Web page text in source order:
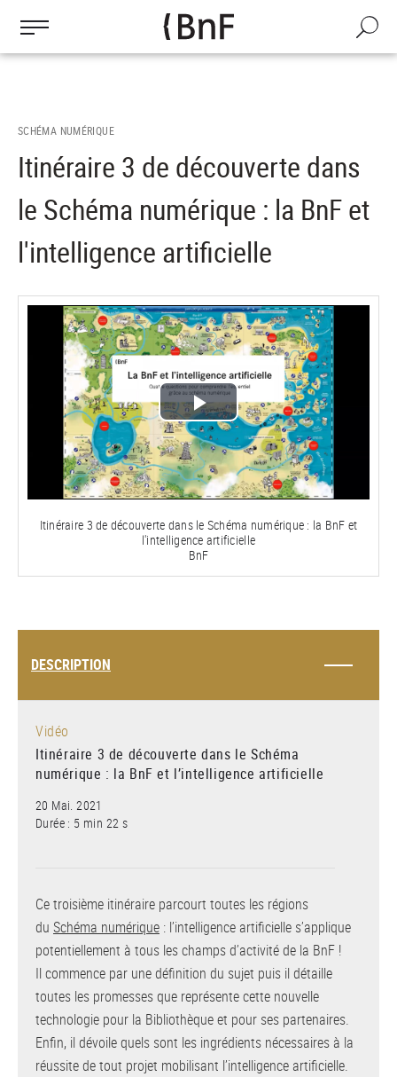
contenu
Recherche
SCHÉMA NUMÉRIQUE
Itinéraire 3 de découverte dans
le Schéma numérique : la BnF et
l'intelligence artificielle
Lire
la
vidéo
Itinéraire 3 de découverte dans le Schéma numérique : la BnF et
l'intelligence artificielle
BnF
DESCRIPTION
Vidéo
Itinéraire 3 de découverte dans le Schéma
numérique : la BnF et l’intelligence artificielle
20 Mai. 2021
Durée : 5 min 22 s
Ce troisième itinéraire parcourt toutes les régions
du Schéma numérique : l’intelligence artificielle s’applique
potentiellement à tous les champs d’activité de la BnF !
Il commence par une définition du sujet puis il détaille
toutes les promesses que représente cette nouvelle
technologie pour la Bibliothèque et pour ses partenaires.
Enfin, il dévoile quels sont les ingrédients nécessaires à la
réussite de tout projet mobilisant l’intelligence artificielle.